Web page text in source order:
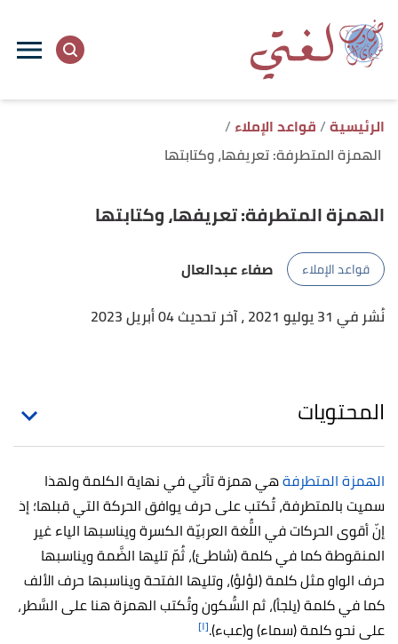
الرئيسية قواعد الإملاء
الهمزة المتطرفة: تعريفها، وكتابتها
الهمزة المتطرفة: تعريفها، وكتابتها
قواعد الإملاء
صفاء عبدالعال
نُشر في 31 يوليو 2021
، آخر تحديث 04 أبريل 2023
المحتويات
الهمزة المتطرفةهي همزة تأتي في نهاية الكلمة ولهذا
سميت بالمتطرفة، تُكتب على حرف يوافق الحركة التي قبلها؛ إذ
إنّ أقوى الحركات في اللُّغة العربيّة الكسرة ويناسبها الياء غير
المنقوطة كما في كلمة (شاطئ)، ثُمّ تليها الضَّمة ويناسبها
حرف الواو مثل كلمة (لؤلؤ)، وتليها الفتحة ويناسبها حرف الألف
كما في كلمة (يلجأ)، ثم السُّكون وتُكتب الهمزة هنا على السَّطر،
على نحو كلمة (سماء) و(عبء).[١]